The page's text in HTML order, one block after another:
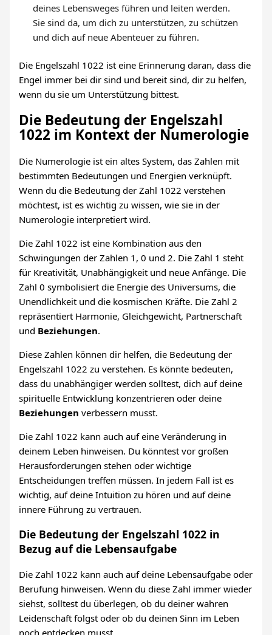
deines Lebensweges führen und leiten werden.
Sie sind da, um dich zu unterstützen, zu schützen
und dich auf neue Abenteuer zu führen.
Die Engelszahl 1022 ist eine Erinnerung daran, dass die
Engel immer bei dir sind und bereit sind, dir zu helfen,
wenn du sie um Unterstützung bittest.
Die Bedeutung der Engelszahl
1022 im Kontext der Numerologie
Die Numerologie ist ein altes System, das Zahlen mit
bestimmten Bedeutungen und Energien verknüpft.
Wenn du die Bedeutung der Zahl 1022 verstehen
möchtest, ist es wichtig zu wissen, wie sie in der
Numerologie interpretiert wird.
Die Zahl 1022 ist eine Kombination aus den
Schwingungen der Zahlen 1, 0 und 2. Die Zahl 1 steht
für Kreativität, Unabhängigkeit und neue Anfänge. Die
Zahl 0 symbolisiert die Energie des Universums, die
Unendlichkeit und die kosmischen Kräfte. Die Zahl 2
repräsentiert Harmonie, Gleichgewicht, Partnerschaft
und Beziehungen.
Diese Zahlen können dir helfen, die Bedeutung der
Engelszahl 1022 zu verstehen. Es könnte bedeuten,
dass du unabhängiger werden solltest, dich auf deine
spirituelle Entwicklung konzentrieren oder deine
Beziehungen verbessern musst.
Die Zahl 1022 kann auch auf eine Veränderung in
deinem Leben hinweisen. Du könntest vor großen
Herausforderungen stehen oder wichtige
Entscheidungen treffen müssen. In jedem Fall ist es
wichtig, auf deine Intuition zu hören und auf deine
innere Führung zu vertrauen.
Die Bedeutung der Engelszahl 1022 in
Bezug auf die Lebensaufgabe
Die Zahl 1022 kann auch auf deine Lebensaufgabe oder
Berufung hinweisen. Wenn du diese Zahl immer wieder
siehst, solltest du überlegen, ob du deiner wahren
Leidenschaft folgst oder ob du deinen Sinn im Leben
noch entdecken musst.